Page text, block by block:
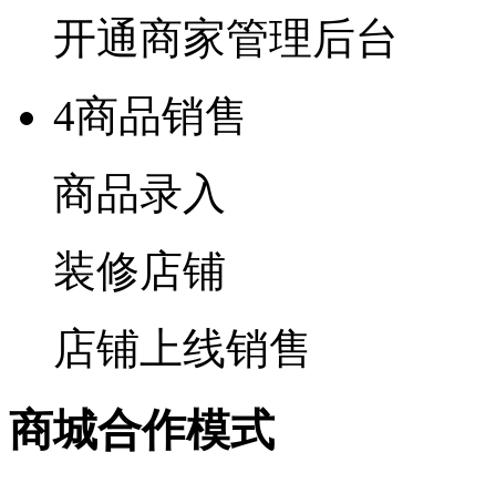
开通商家管理后台
4商品销售
商品录入
装修店铺
店铺上线销售
商城合作模式